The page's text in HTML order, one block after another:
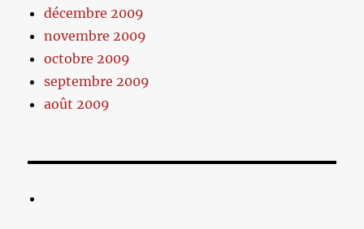
décembre 2009
novembre 2009
octobre 2009
septembre 2009
août 2009